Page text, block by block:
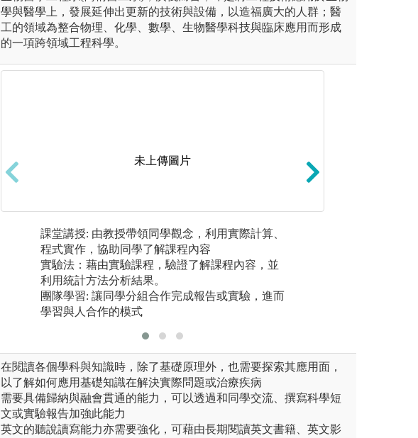
學與醫學上，發展延伸出更新的技術與設備，以造福廣大的人群；醫
工的領域為整合物理、化學、數學、生物醫學科技與臨床應用而形成
的一項跨領域工程科學。
課堂講授:課程包含數個學習區段(learning block
s)，每一區段包含數週之授課及問題導向學習PB
L病案討論，並且融入適度之醫病關係(Physicians
and Society)，以及段考測驗。講堂授課及實驗課
程涵蓋各學習區段之核心概念， 作為瞭解臨床病
案之基礎知識。
未上傳圖片
課堂講授: 由教授帶領同學觀念，利用實際計算、
程式實作，協助同學了解課程內容
實驗法：藉由實驗課程，驗證了解課程內容，並
利用統計方法分析結果。
團隊學習: 讓同學分組合作完成報告或實驗，進而
學習與人合作的模式
在閱讀各個學科與知識時，除了基礎原理外，也需要探索其應用面，
以了解如何應用基礎知識在解決實際問題或治療疾病
需要具備歸納與融會貫通的能力，可以透過和同學交流、撰寫科學短
文或實驗報告加強此能力
英文的聽說讀寫能力亦需要強化，可藉由長期閱讀英文書籍、英文影